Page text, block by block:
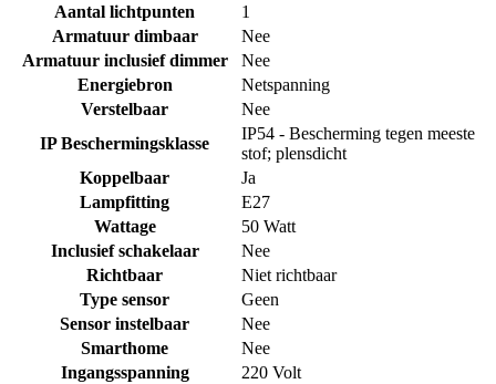
Aantal lichtpunten
1
Armatuur dimbaar
Nee
Armatuur inclusief dimmer
Nee
Energiebron
Netspanning
Verstelbaar
Nee
IP Beschermingsklasse
IP54 - Bescherming tegen meeste
stof; plensdicht
Koppelbaar
Ja
Lampfitting
E27
Wattage
50 Watt
Inclusief schakelaar
Nee
Richtbaar
Niet richtbaar
Type sensor
Geen
Sensor instelbaar
Nee
Smarthome
Nee
Ingangsspanning
220 Volt